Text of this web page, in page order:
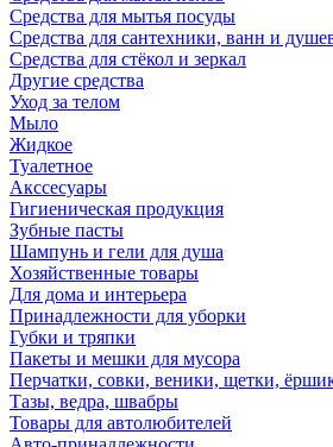
Средства для мытья посуды
Средства для сантехники, ванн и
Средства для стёкол и зеркал
Другие средства
Уход за телом
Мыло
Жидкое
Туалетное
Акссесуары
Гигиеническая продукция
Зубные пасты
Шампунь и гели для душа
Хозяйственные товары
Для дома и интерьера
Принадлежности для уборки
Губки и тряпки
Пакеты и мешки для мусора
Перчатки, совки, веники, щетки,
Тазы, ведра, швабры
Товары для автолюбителей